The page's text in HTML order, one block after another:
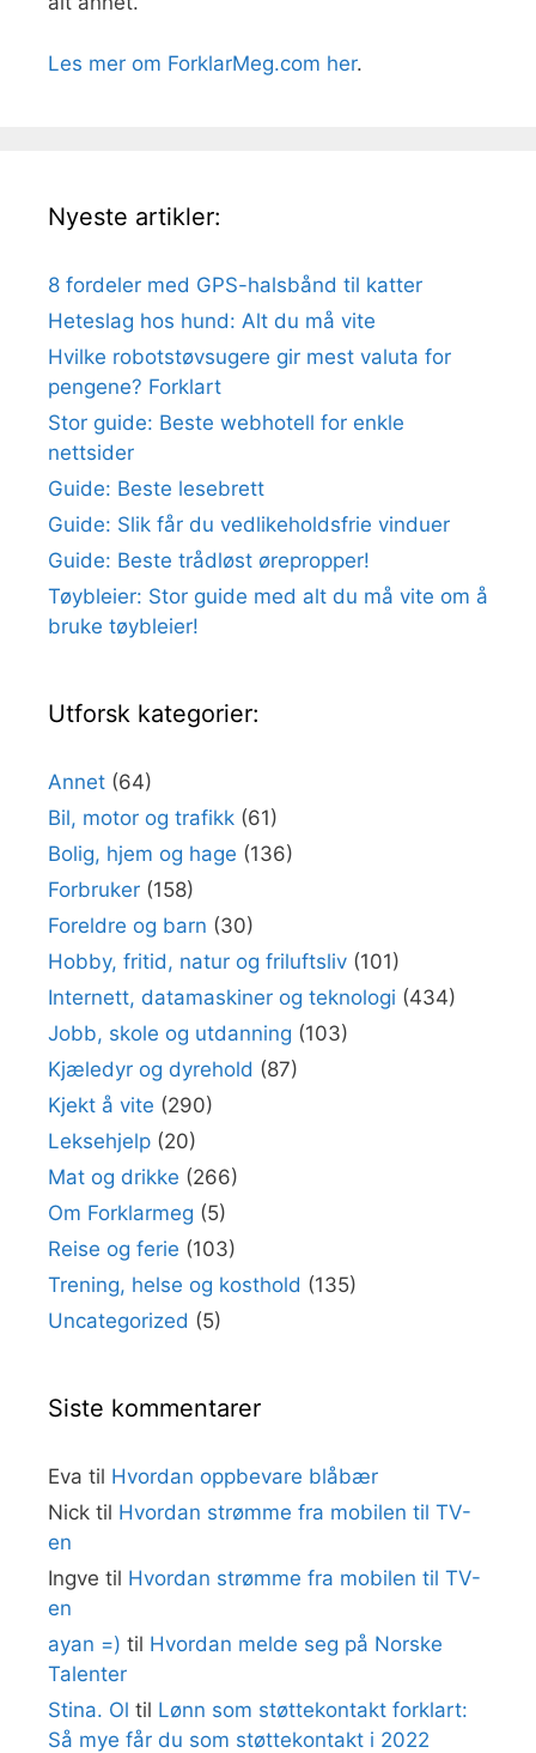
Les mer om ForklarMeg.com her.
Nyeste artikler:
8 fordeler med GPS-halsbånd til katter
Heteslag hos hund: Alt du må vite
Hvilke robotstøvsugere gir mest valuta for
pengene? Forklart
Stor guide: Beste webhotell for enkle
nettsider
Guide: Beste lesebrett
Guide: Slik får du vedlikeholdsfrie vinduer
Guide: Beste trådløst ørepropper!
Tøybleier: Stor guide med alt du må vite om å
bruke tøybleier!
Utforsk kategorier:
Annet (64)
Bil, motor og trafikk (61)
Bolig, hjem og hage (136)
Forbruker (158)
Foreldre og barn (30)
Hobby, fritid, natur og friluftsliv (101)
Internett, datamaskiner og teknologi (434)
Jobb, skole og utdanning (103)
Kjæledyr og dyrehold (87)
Kjekt å vite (290)
Leksehjelp (20)
Mat og drikke (266)
Om Forklarmeg (5)
Reise og ferie (103)
Trening, helse og kosthold (135)
Uncategorized (5)
Siste kommentarer
Eva til Hvordan oppbevare blåbær
Nick til Hvordan strømme fra mobilen til TV-
en
Ingve til Hvordan strømme fra mobilen til TV-
en
ayan =) til Hvordan melde seg på Norske
Talenter
Stina. Ol til Lønn som støttekontakt forklart:
Så mye får du som støttekontakt i 2022